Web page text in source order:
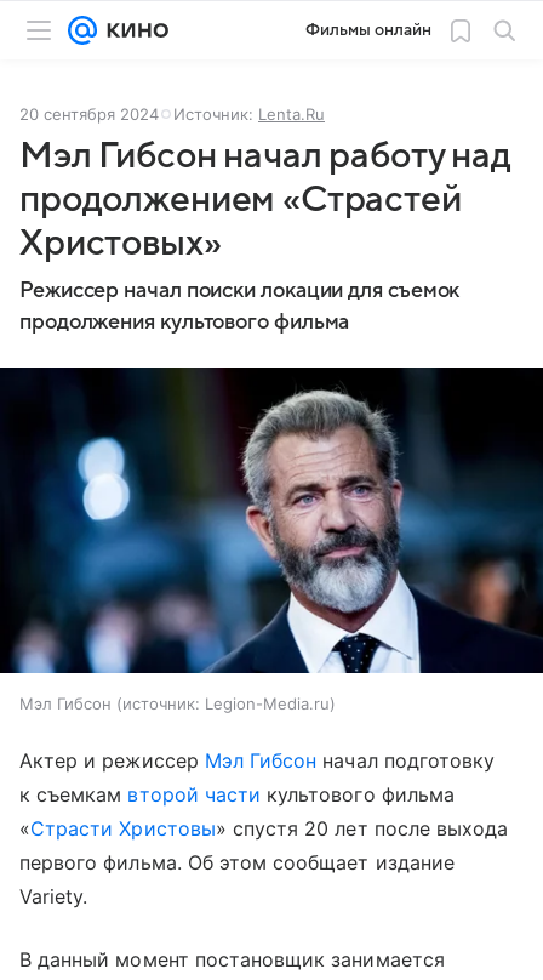
Фильмы онлайн
20 сентября 2024 Источник: Lenta.Ru
Мэл Гибсон начал работу над
продолжением «Страстей
Христовых»
Режиссер начал поиски локации для съемок
продолжения культового фильма
Мэл Гибсон источник: Legion-Media.ru
Актер и режиссер Мэл Гибсон начал подготовку
к съемкам второй части культового фильма
«Страсти Христовы» спустя 20 лет после выхода
первого фильма. Об этом сообщает издание
Variety.
В данный момент постановщик занимается